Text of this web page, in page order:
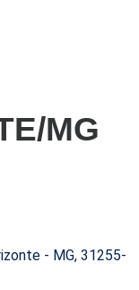
MG
- MG, 31255-